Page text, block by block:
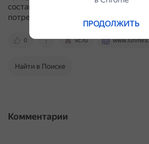
составы в соответствии с
потребителей.
0 vc.ru
Найти в Поиске
Комментарии
ПРОДОЛЖИТЬ